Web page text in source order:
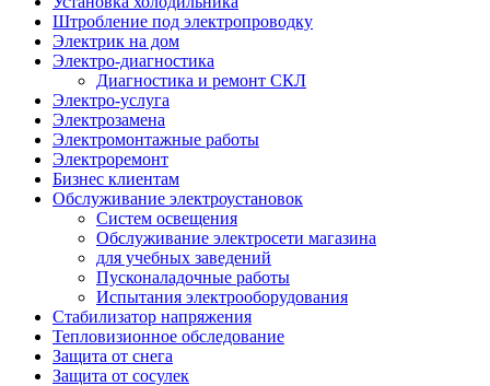
Штробление под электропроводку
Электрик на дом
Электро-диагностика
Диагностика и ремонт СКЛ
Электро-услуга
Электрозамена
Электромонтажные работы
Электроремонт
Бизнес клиентам
Обслуживание электроустановок
Систем освещения
Обслуживание электросети магазина
для учебных заведений
Пусконаладочные работы
Испытания электрооборудования
Стабилизатор напряжения
Тепловизионное обследование
Защита от снега
Защита от сосулек